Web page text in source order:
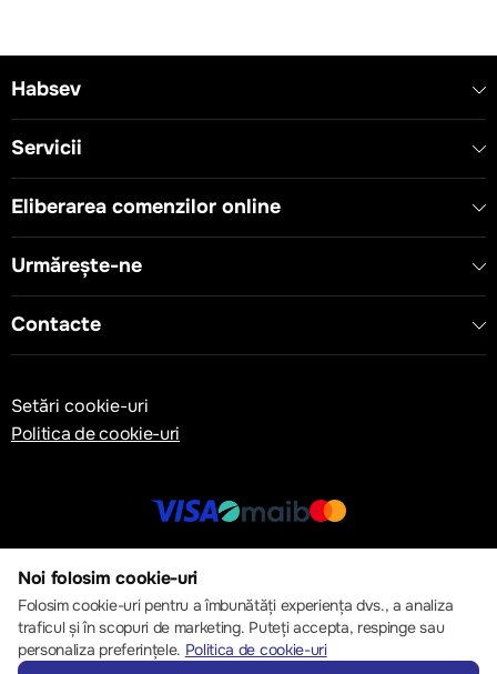
Habsev
Servicii
Eliberarea comenzilor online
Urmărește-ne
Contacte
Setări cookie-uri
Politica de cookie-uri
© 2013 – 2026 ECOM
Noi folosim cookie-uri
Folosim cookie-uri pentru a îmbunătăți experiența dvs., a analiza
traficul și în scopuri de marketing. Puteți accepta, respinge sau
personaliza preferințele. Politica de cookie-uri